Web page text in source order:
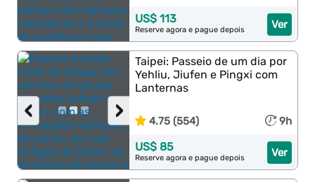
Ver
US$ 113
Reserve agora e pague depois
›
‹
Taipei: Passeio de um dia por
Yehliu, Jiufen e Pingxi com
Lanternas
4.75 (554) 9h
Ver
US$ 85
Reserve agora e pague depois